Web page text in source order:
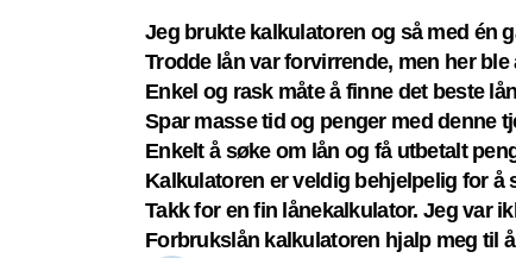
Jeg brukte kalkulatoren og så med én
Trodde lån var forvirrende, men her
Enkel og rask måte å finne det beste
Spar masse tid og penger med denne
Enkelt å søke om lån og få utbetalt
Kalkulatoren er veldig behjelpelig for å
Takk for en fin lånekalkulator. Jeg var
Forbrukslån kalkulatoren hjalp meg til